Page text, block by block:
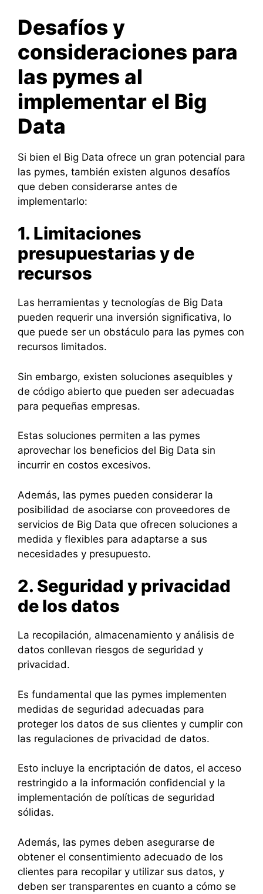
Desafíos y
consideraciones para
las pymes al
implementar el Big
Data
Si bien el Big Data ofrece un gran potencial para
las pymes, también existen algunos desafíos
que deben considerarse antes de
implementarlo:
1. Limitaciones
presupuestarias y de
recursos
Las herramientas y tecnologías de Big Data
pueden requerir una inversión significativa, lo
que puede ser un obstáculo para las pymes con
recursos limitados.
Sin embargo, existen soluciones asequibles y
de código abierto que pueden ser adecuadas
para pequeñas empresas.
Estas soluciones permiten a las pymes
aprovechar los beneficios del Big Data sin
incurrir en costos excesivos.
Además, las pymes pueden considerar la
posibilidad de asociarse con proveedores de
servicios de Big Data que ofrecen soluciones a
medida y flexibles para adaptarse a sus
necesidades y presupuesto.
2. Seguridad y privacidad
de los datos
La recopilación, almacenamiento y análisis de
datos conllevan riesgos de seguridad y
privacidad.
Es fundamental que las pymes implementen
medidas de seguridad adecuadas para
proteger los datos de sus clientes y cumplir con
las regulaciones de privacidad de datos.
Esto incluye la encriptación de datos, el acceso
restringido a la información confidencial y la
implementación de políticas de seguridad
sólidas.
Además, las pymes deben asegurarse de
obtener el consentimiento adecuado de los
clientes para recopilar y utilizar sus datos, y
deben ser transparentes en cuanto a cómo se